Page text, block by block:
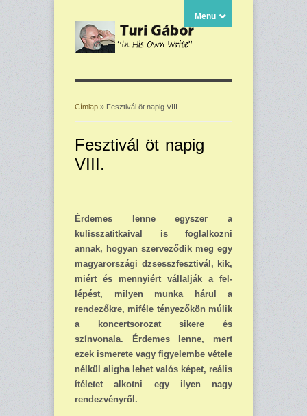
Menu
Címlap » Fesztivál öt napig VIII.
Fesztivál öt napig
VIII.
Érdemes lenne egyszer a
kulisszatitkaival is foglalkoz­ni
annak, hogyan szervező­dik meg egy
magyarországi dzsesszfesztivál, kik,
miért és mennyiért vállalják a fel­
lépést, milyen mun­ka hárul a
rendezőkre, miféle tényező­kön múlik
a koncertsorozat sikere és
színvonala. Érde­mes lenne, mert
ezek ismere­te vagy figyelembe vétele
nél­kül aligha lehet valós képet, reális
ítéletet alkotni egy ilyen nagy
rendezvényről.